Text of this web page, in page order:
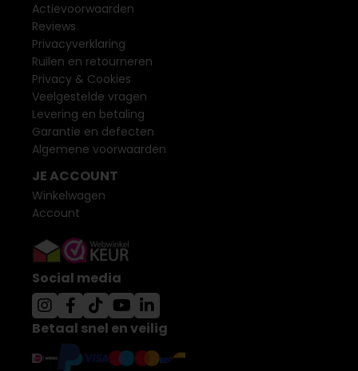
Actievoorwaarden
Reviews
Privacyverklaring
Ruilen en retourneren
Privacy & Cookies
Veelgestelde vragen
Levering en betaling
Garantie en defecten
Algemene voorwaarden
JE ACCOUNT
Winkelwagen
Account
Social media
Betaal snel en veilig